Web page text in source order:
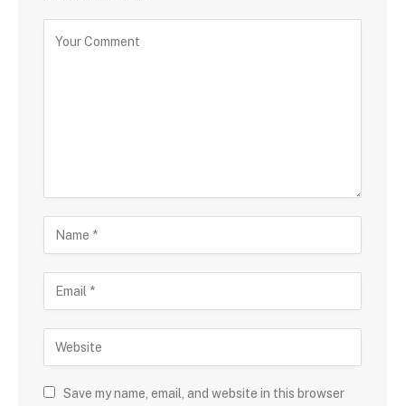
Save my name, email, and website in this browser